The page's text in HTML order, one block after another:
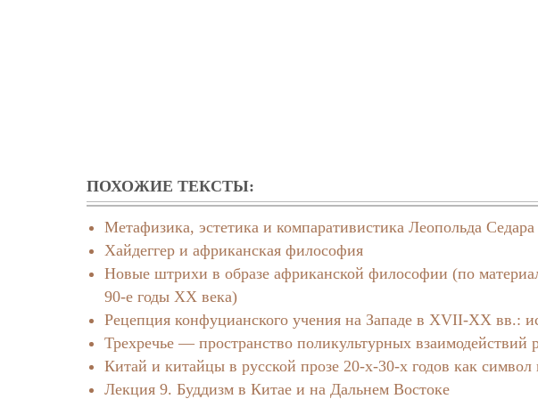
ПОХОЖИЕ ТЕКСТЫ:
Метафизика, эстетика и компаративистика Леопольда Седара
Хайдеггер и африканская философия
Новые штрихи в образе африканской философии (по
90-е годы ХХ века)
Рецепция конфуцианского учения на Западе в XVII-XX вв.:
Трехречье — пространство поликультурных взаимодействий
Китай и китайцы в русской прозе 20-х-30-х годов как
Лекция 9. Буддизм в Китае и на Дальнем Востоке